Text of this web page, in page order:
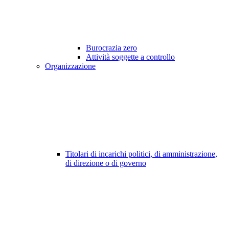
Burocrazia zero
Attività soggette a controllo
Organizzazione
Titolari di incarichi politici, di amministrazione,
di direzione o di governo